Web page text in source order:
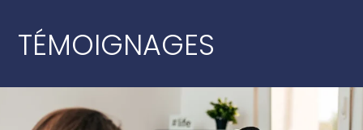
TÉMOIGNAGES